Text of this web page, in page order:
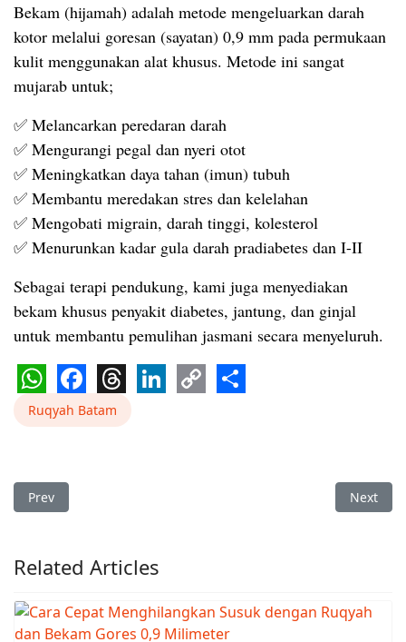
Bekam (hijamah) adalah metode mengeluarkan darah
kotor melalui goresan (sayatan) 0,9 mm pada permukaan
kulit menggunakan alat khusus. Metode ini sangat
mujarab untuk;
✅ Melancarkan peredaran darah
✅ Mengurangi pegal dan nyeri otot
✅ Meningkatkan daya tahan (imun) tubuh
✅ Membantu meredakan stres dan kelelahan
✅ Mengobati migrain, darah tinggi, kolesterol
✅ Menurunkan kadar gula darah pradiabetes dan I-II
Sebagai terapi pendukung, kami juga menyediakan
bekam khusus penyakit diabetes, jantung, dan ginjal
untuk membantu pemulihan jasmani secara menyeluruh.
WhatsApp
Facebook
Threads
Ruqyah Batam
Previous article: Ruqyah Batam, Ruqyah Rekomendasi
Prev Next
Next
Related Articles